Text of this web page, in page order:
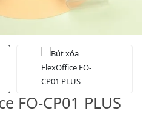
FO-CP01 PLUS